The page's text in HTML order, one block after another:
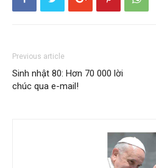
Previous article
Sinh nhật 80: Hơn 70 000 lời
chúc qua e-mail!